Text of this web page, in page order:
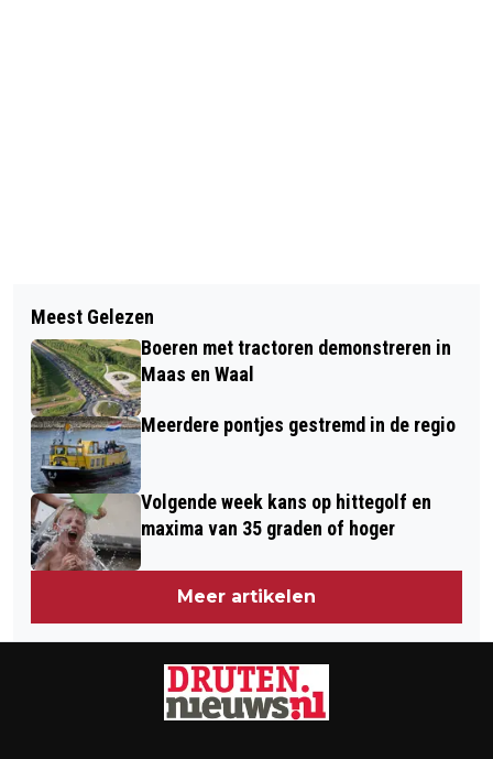
OPDRINGERIGE TELEFOONTJES OVER
NOODSTROOM: GEMEENTE DRUTEN
WAARSCHUWT INWONERS
NIEUWE LOKALE BELASTINGEN VANAF
1 JANUARI 2026: DIT BETAALT U NU
Meest Gelezen
Boeren met tractoren demonstreren in
Maas en Waal
Meerdere pontjes gestremd in de regio
Volgende week kans op hittegolf en
maxima van 35 graden of hoger
Meer artikelen